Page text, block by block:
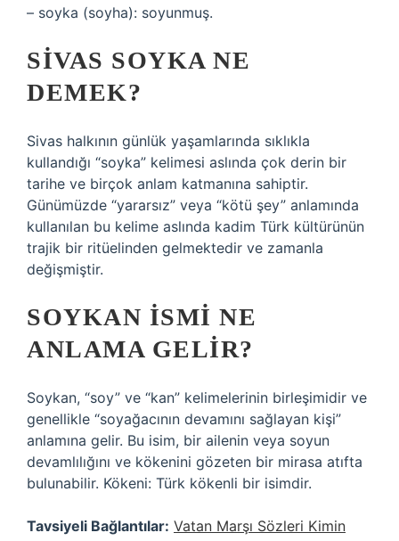
– soyka (soyha): soyunmuş.
SIVAS SOYKA NE
DEMEK?
Sivas halkının günlük yaşamlarında sıklıkla
kullandığı “soyka” kelimesi aslında çok derin bir
tarihe ve birçok anlam katmanına sahiptir.
Günümüzde “yararsız” veya “kötü şey” anlamında
kullanılan bu kelime aslında kadim Türk kültürünün
trajik bir ritüelinden gelmektedir ve zamanla
değişmiştir.
SOYKAN ISMI NE
ANLAMA GELIR?
Soykan, “soy” ve “kan” kelimelerinin birleşimidir ve
genellikle “soyağacının devamını sağlayan kişi”
anlamına gelir. Bu isim, bir ailenin veya soyun
devamlılığını ve kökenini gözeten bir mirasa atıfta
bulunabilir. Kökeni: Türk kökenli bir isimdir.
Tavsiyeli Bağlantılar: Vatan Marşı Sözleri Kimin